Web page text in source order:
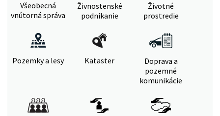
Všeobecná
vnútorná správa
Živnostenské
podnikanie
Životné
prostredie
Pozemky a lesy Kataster
Doprava a
pozemné
komunikácie